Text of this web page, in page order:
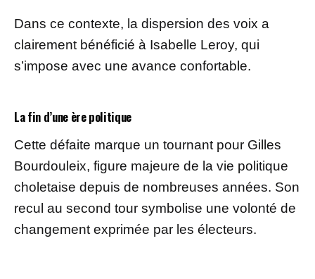
Dans ce contexte, la dispersion des voix a
clairement bénéficié à Isabelle Leroy, qui
s’impose avec une avance confortable.
La fin d’une ère politique
Cette défaite marque un tournant pour Gilles
Bourdouleix, figure majeure de la vie politique
choletaise depuis de nombreuses années. Son
recul au second tour symbolise une volonté de
changement exprimée par les électeurs.